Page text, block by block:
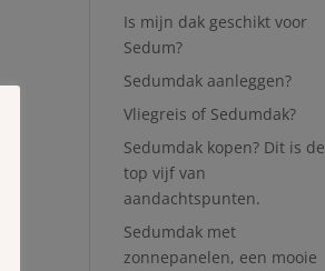
Is mijn dak geschikt voor
Sedum?
Sedumdak aanleggen?
Vliegreis of Sedumdak?
Sedumdak kopen? Dit is de
top vijf van
aandachtspunten.
Sedumdak met
zonnepanelen, een mooie